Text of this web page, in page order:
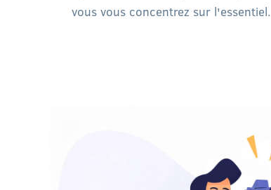
vous vous concentrez sur l'essentiel.